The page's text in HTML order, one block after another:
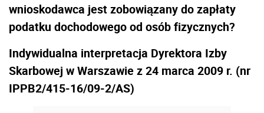
wnioskodawca jest zobowiązany do zapłaty
podatku dochodowego od osób fizycznych?
Indywidualna interpretacja Dyrektora Izby
Skarbowej w Warszawie z 24 marca 2009 r. (nr
IPPB2/415-16/09-2/AS)